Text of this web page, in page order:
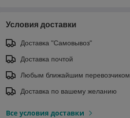
Условия доставки
Доставка "Самовывоз"
Доставка почтой
Любым ближайшим перевозчиком
Доставка по вашему желанию
Все условия доставки